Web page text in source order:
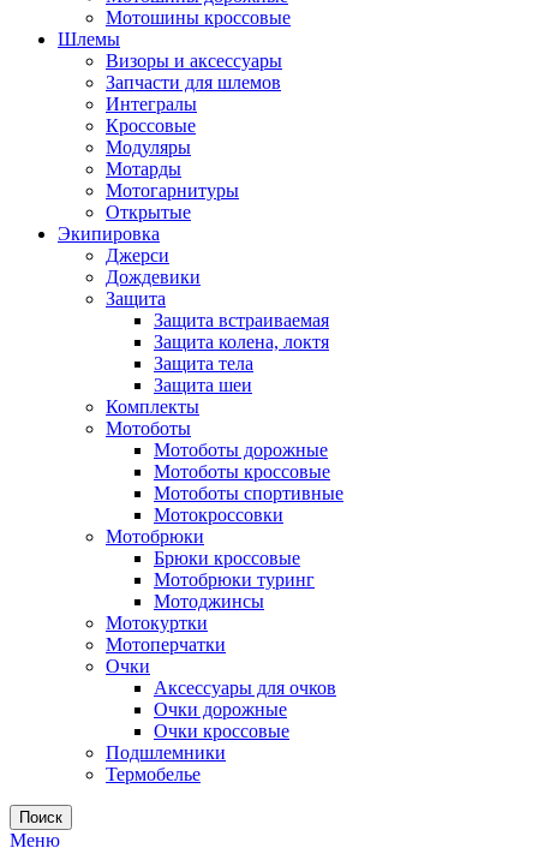
Мотошины кроссовые
Шлемы
Визоры и аксессуары
Запчасти для шлемов
Интегралы
Кроссовые
Модуляры
Мотарды
Мотогарнитуры
Открытые
Экипировка
Джерси
Дождевики
Защита
Защита встраиваемая
Защита колена, локтя
Защита тела
Защита шеи
Комплекты
Мотоботы
Мотоботы дорожные
Мотоботы кроссовые
Мотоботы спортивные
Мотокроссовки
Мотобрюки
Брюки кроссовые
Мотобрюки туринг
Мотоджинсы
Мотокуртки
Мотоперчатки
Очки
Аксессуары для очков
Очки дорожные
Очки кроссовые
Подшлемники
Термобелье
Поиск
Меню